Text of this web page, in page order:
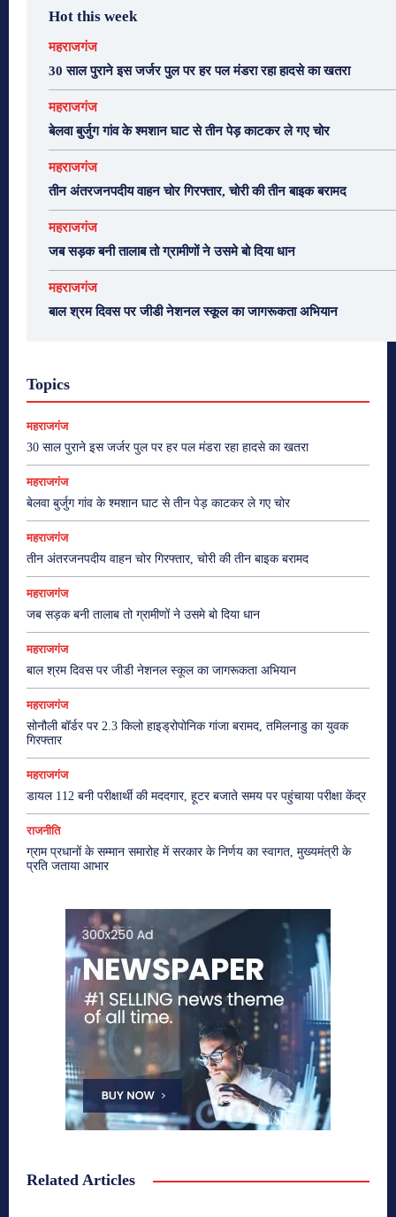
Hot this week
महराजगंज
30 साल पुराने इस जर्जर पुल पर हर पल मंडरा रहा हादसे का खतरा
महराजगंज
बेलवा बुर्जुग गांव के श्मशान घाट से तीन पेड़ काटकर ले गए चोर
महराजगंज
तीन अंतरजनपदीय वाहन चोर गिरफ्तार, चोरी की तीन बाइक बरामद
महराजगंज
जब सड़क बनी तालाब तो ग्रामीणों ने उसमे बो दिया धान
महराजगंज
बाल श्रम दिवस पर जीडी नेशनल स्कूल का जागरूकता अभियान
Topics
महराजगंज
30 साल पुराने इस जर्जर पुल पर हर पल मंडरा रहा हादसे का खतरा
महराजगंज
बेलवा बुर्जुग गांव के श्मशान घाट से तीन पेड़ काटकर ले गए चोर
महराजगंज
तीन अंतरजनपदीय वाहन चोर गिरफ्तार, चोरी की तीन बाइक बरामद
महराजगंज
जब सड़क बनी तालाब तो ग्रामीणों ने उसमे बो दिया धान
महराजगंज
बाल श्रम दिवस पर जीडी नेशनल स्कूल का जागरूकता अभियान
महराजगंज
सोनौली बॉर्डर पर 2.3 किलो हाइड्रोपोनिक गांजा बरामद, तमिलनाडु का युवक
गिरफ्तार
महराजगंज
डायल 112 बनी परीक्षार्थी की मददगार, हूटर बजाते समय पर पहुंचाया परीक्षा केंद्र
राजनीति
ग्राम प्रधानों के सम्मान समारोह में सरकार के निर्णय का स्वागत, मुख्यमंत्री के
प्रति जताया आभार
Related Articles